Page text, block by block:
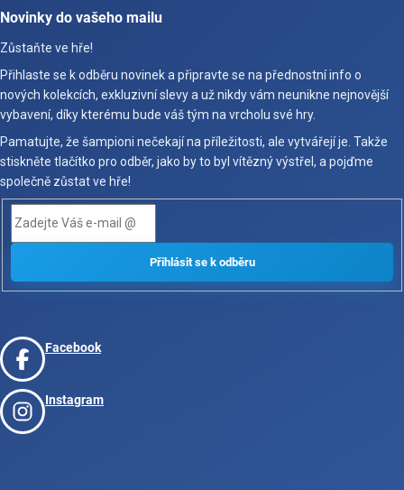
Novinky do vašeho mailu
Zůstaňte ve hře!
Přihlaste se k odběru novinek a připravte se na přednostní info o
nových kolekcích, exkluzivní slevy a už nikdy vám neunikne nejnovější
vybavení, díky kterému bude váš tým na vrcholu své hry.
Pamatujte, že šampioni nečekají na příležitosti, ale vytvářejí je. Takže
stiskněte tlačítko pro odběr, jako by to byl vítězný výstřel, a pojďme
společně zůstat ve hře!
Facebook
Instagram